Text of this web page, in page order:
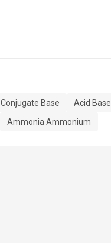
Conjugate Base
Acid
Ammonia Ammonium